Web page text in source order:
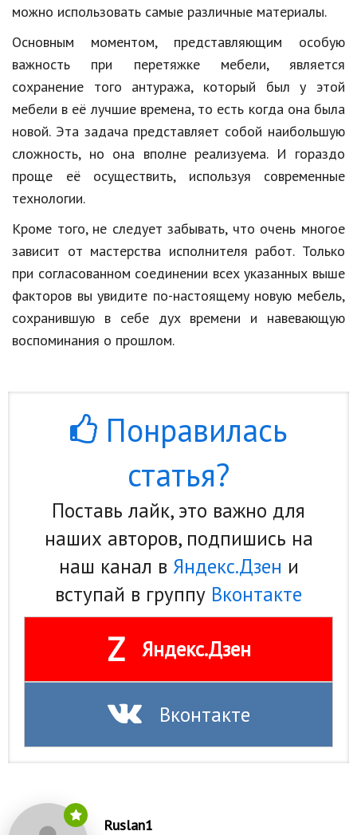
можно использовать самые различные материалы.
Основным моментом, представляющим особую
важность при перетяжке мебели, является
сохранение того антуража, который был у этой
мебели в её лучшие времена, то есть когда она была
новой. Эта задача представляет собой наибольшую
сложность, но она вполне реализуема. И гораздо
проще её осуществить, используя современные
технологии.
Кроме того, не следует забывать, что очень многое
зависит от мастерства исполнителя работ. Только
при согласованном соединении всех указанных выше
факторов вы увидите по-настоящему новую мебель,
сохранившую в себе дух времени и навевающую
воспоминания о прошлом.
Понравилась
статья?
Поставь лайк, это важно для
наших авторов, подпишись на
наш канал в Яндекс.Дзен и
вступай в группу Вконтакте
Z Яндекс.Дзен
Вконтакте
Ruslan1